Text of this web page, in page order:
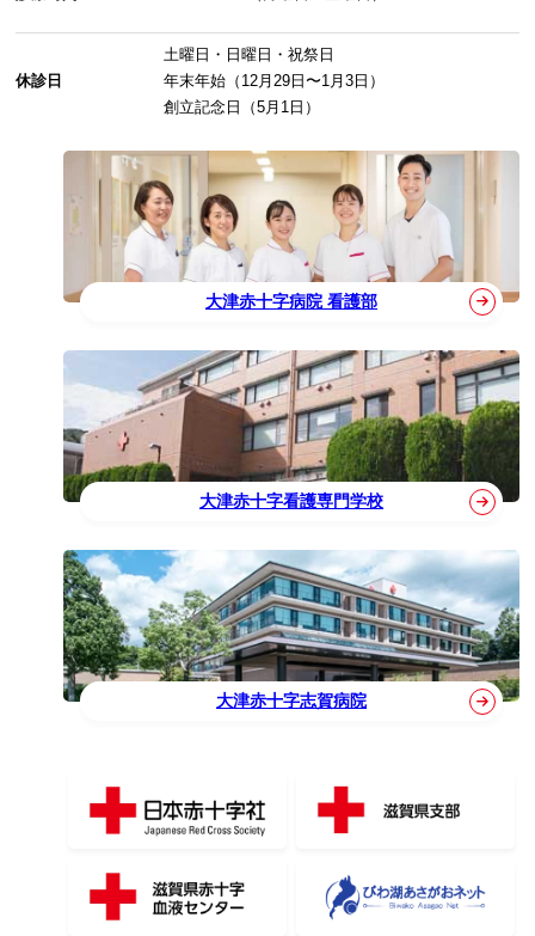
休診日
土曜日・日曜日・祝祭日
年末年始（12月29日〜1月3日）
創立記念日（5月1日）
大津赤十字病院 看護部
大津赤十字看護専門学校
大津赤十字志賀病院